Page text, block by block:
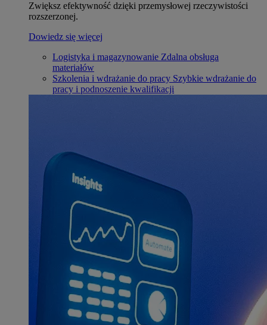
Zwiększ efektywność dzięki przemysłowej rzeczywistości
rozszerzonej.
Dowiedz się więcej
Logistyka i magazynowanie Zdalna obsługa
materiałów
Szkolenia i wdrażanie do pracy Szybkie wdrażanie do
pracy i podnoszenie kwalifikacji